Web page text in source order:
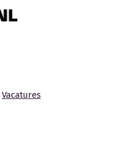
Vacatures